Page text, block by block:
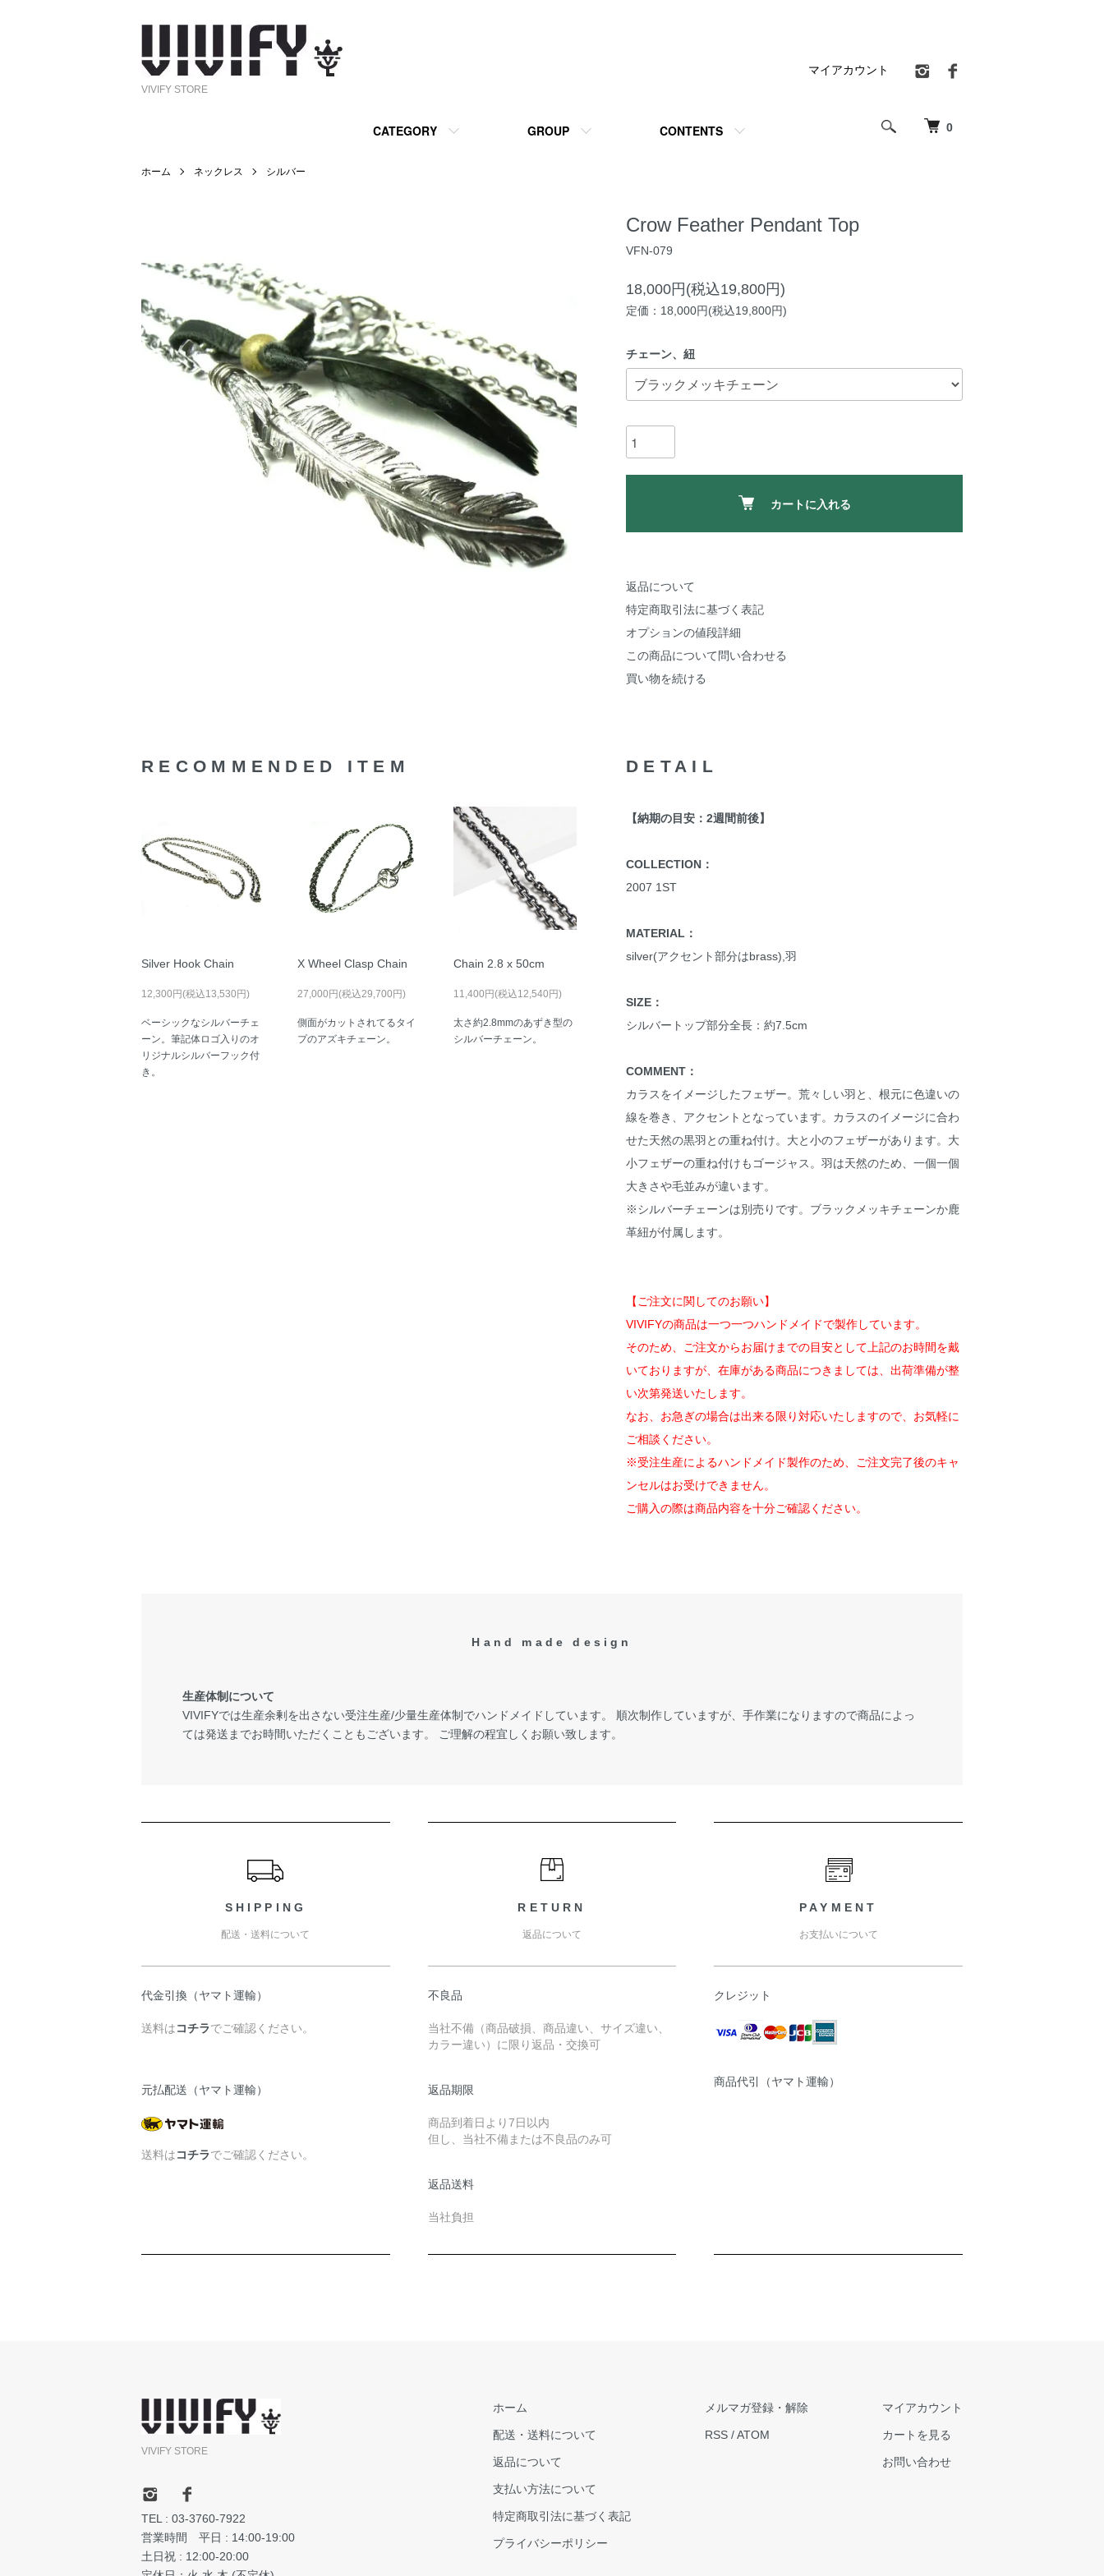
VIVIFY STORE
0
CATEGORY GROUP CONTENTS
マイアカウント
ホーム ネックレス シルバー
Crow Feather Pendant Top
VFN-079
18,000円(税込19,800円)
定価：18,000円(税込19,800円)
チェーン、紐
カートに入れる
返品について
特定商取引法に基づく表記
オプションの値段詳細
この商品について問い合わせる
買い物を続ける
DETAIL
【納期の目安：2週間前後】
COLLECTION：
2007 1ST
MATERIAL：
silver(アクセント部分はbrass),羽
SIZE：
シルバートップ部分全長：約7.5cm
COMMENT：
カラスをイメージしたフェザー。荒々しい羽と、根元に色違いの
線を巻き、アクセントとなっています。カラスのイメージに合わ
せた天然の黒羽との重ね付け。大と小のフェザーがあります。大
小フェザーの重ね付けもゴージャス。羽は天然のため、一個一個
大きさや毛並みが違います。
※シルバーチェーンは別売りです。ブラックメッキチェーンか鹿
革紐が付属します。
【ご注文に関してのお願い】
VIVIFYの商品は一つ一つハンドメイドで製作しています。
そのため、ご注文からお届けまでの目安として上記のお時間を戴
いておりますが、在庫がある商品につきましては、出荷準備が整
い次第発送いたします。
なお、お急ぎの場合は出来る限り対応いたしますので、お気軽に
ご相談ください。
※受注生産によるハンドメイド製作のため、ご注文完了後のキャ
ンセルはお受けできません。
ご購入の際は商品内容を十分ご確認ください。
RECOMMENDED ITEM
Silver Hook Chain
12,300円(税込13,530円)
ベーシックなシルバーチェ
ーン。筆記体ロゴ入りのオ
リジナルシルバーフック付
き。
X Wheel Clasp Chain
27,000円(税込29,700円)
側面がカットされてるタイ
プのアズキチェーン。
Chain 2.8 x 50cm
11,400円(税込12,540円)
太さ約2.8mmのあずき型の
シルバーチェーン。
Hand made design
生産体制について
VIVIFYでは生産余剰を出さない受注生産/少量生産体制でハンドメイドしています。 順次制作していますが、手作業になりますので商品によっ
ては発送までお時間いただくこともございます。 ご理解の程宜しくお願い致します。
SHIPPING
配送・送料について
代金引換（ヤマト運輸）
送料はコチラでご確認ください。
元払配送（ヤマト運輸）
送料はコチラでご確認ください。
RETURN
返品について
不良品
当社不備（商品破損、商品違い、サイズ違い、
カラー違い）に限り返品・交換可
返品期限
商品到着日より7日以内
但し、当社不備または不良品のみ可
返品送料
当社負担
PAYMENT
お支払いについて
クレジット
商品代引（ヤマト運輸）
VIVIFY STORE
TEL : 03-3760-7922
営業時間 平日 : 14:00-19:00
土日祝 : 12:00-20:00
ホーム
配送・送料について
返品について
支払い方法について
特定商取引法に基づく表記
プライバシーポリシー
メルマガ登録・解除
RSS /ATOM
マイアカウント
カートを見る
お問い合わせ